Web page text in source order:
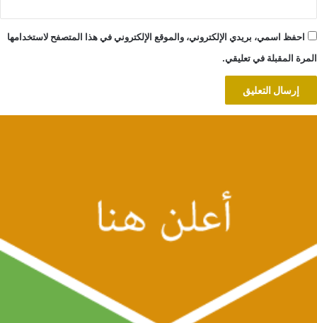
احفظ اسمي، بريدي الإلكتروني، والموقع الإلكتروني في هذا المتصفح لاستخدامها
المرة المقبلة في تعليقي.